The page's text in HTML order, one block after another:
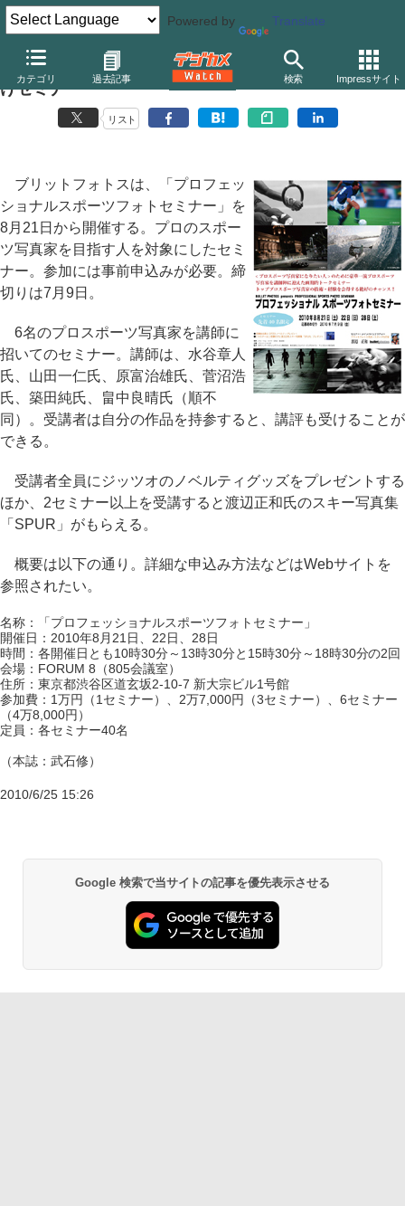
Powered by Translate
カテゴリ 過去記事 検索 Impressサイト
ブリットフォトス、プロスポーツカメラマン志望者向
けセミナー
リスト
ブリットフォトスは、「プロフェッ
ショナルスポーツフォトセミナー」を
8月21日から開催する。プロのスポー
ツ写真家を目指す人を対象にしたセミ
ナー。参加には事前申込みが必要。締
切りは7月9日。
6名のプロスポーツ写真家を講師に
招いてのセミナー。講師は、水谷章人
氏、山田一仁氏、原富治雄氏、菅沼浩
氏、築田純氏、畠中良晴氏（順不
同）。受講者は自分の作品を持参すると、講評も受けることが
できる。
受講者全員にジッツオのノベルティグッズをプレゼントする
ほか、2セミナー以上を受講すると渡辺正和氏のスキー写真集
「SPUR」がもらえる。
概要は以下の通り。詳細な申込み方法などはWebサイトを
参照されたい。
名称：「プロフェッショナルスポーツフォトセミナー」
開催日：2010年8月21日、22日、28日
時間：各開催日とも10時30分～13時30分と15時30分～18時30分の2回
会場：FORUM 8（805会議室）
住所：東京都渋谷区道玄坂2-10-7 新大宗ビル1号館
参加費：1万円（1セミナー）、2万7,000円（3セミナー）、6セミナー
（4万8,000円）
定員：各セミナー40名
（本誌：武石修）
2010/6/25 15:26
Google 検索で当サイトの記事を優先表示させる